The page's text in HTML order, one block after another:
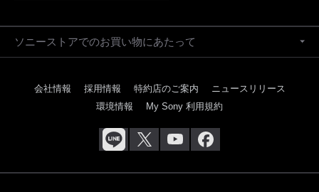
ソニーストアでのお買い物にあたって
会社情報 採用情報 特約店のご案内
ニュースリリース
環境情報
My Sony 利用規約